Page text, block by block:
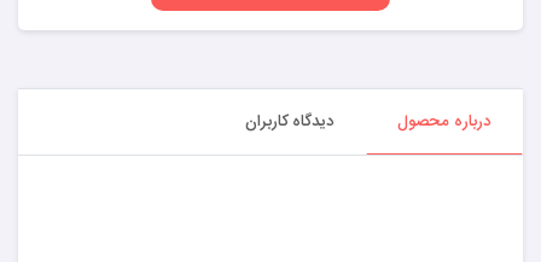
درباره محصول دیدگاه کاربران